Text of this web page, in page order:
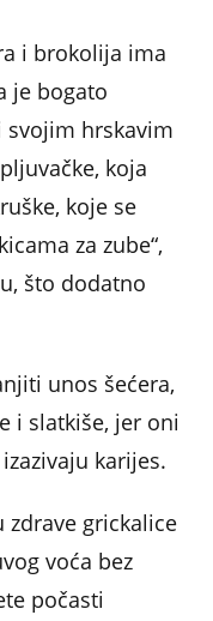
i brokolija ima
je bogato
hrskavim
koja
koje se
za zube“,
što dodatno
unos šećera,
i slatkiše, jer oni
karijes.
grickalice
voća bez
počasti